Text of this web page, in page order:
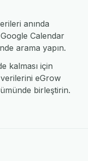
anında
Calendar
arama yapın.
kalması için
eGrow
birleştirin.